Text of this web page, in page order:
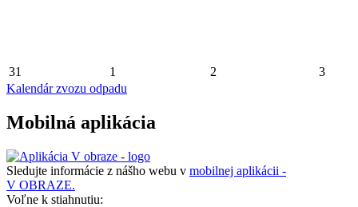
31 1 2
3
Kalendár zvozu odpadu
Mobilná aplikácia
Sledujte informácie z nášho webu v mobilnej aplikácii -
V OBRAZE.
Voľne k stiahnutiu: